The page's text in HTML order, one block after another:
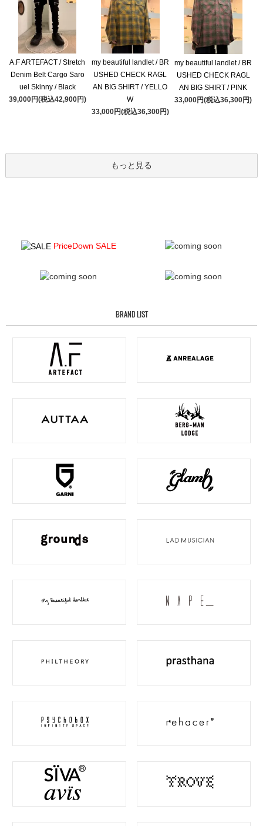
A.F ARTEFACT / Stretch
Denim Belt Cargo Saro
uel Skinny / Black
39,000円(税込42,900円)
my beautiful landlet / BR
USHED CHECK RAGL
AN BIG SHIRT / YELLO
W
33,000円(税込36,300円)
my beautiful landlet / BR
USHED CHECK RAGL
AN BIG SHIRT / PINK
33,000円(税込36,300円)
もっと見る
PriceDown SALE
BRAND LIST